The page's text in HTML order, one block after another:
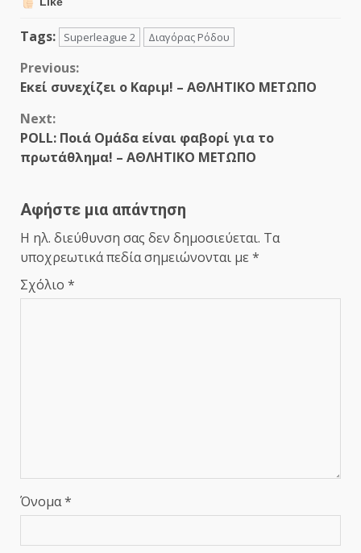
Tags: Superleague 2 Διαγόρας Ρόδου
Continue
Reading
Previous:
Εκεί συνεχίζει ο Καριμ! – ΑΘΛΗΤΙΚΟ ΜΕΤΩΠΟ
Next:
POLL: Ποιά Ομάδα είναι φαβορί για το
πρωτάθλημα! – ΑΘΛΗΤΙΚΟ ΜΕΤΩΠΟ
Αφήστε μια απάντηση
Η ηλ. διεύθυνση σας δεν δημοσιεύεται. Τα
υποχρεωτικά πεδία σημειώνονται με *
Σχόλιο *
Όνομα*